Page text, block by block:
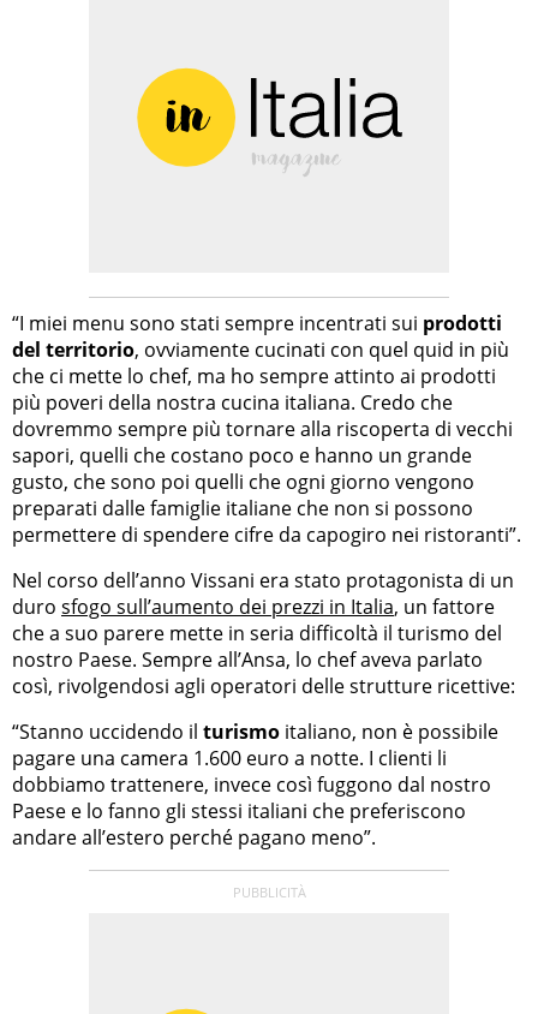
“I miei menu sono stati sempre incentrati sui prodotti
del territorio, ovviamente cucinati con quel quid in più
che ci mette lo chef, ma ho sempre attinto ai prodotti
più poveri della nostra cucina italiana. Credo che
dovremmo sempre più tornare alla riscoperta di vecchi
sapori, quelli che costano poco e hanno un grande
gusto, che sono poi quelli che ogni giorno vengono
preparati dalle famiglie italiane che non si possono
permettere di spendere cifre da capogiro nei ristoranti”.
Nel corso dell’anno Vissani era stato protagonista di un
duro sfogo sull’aumento dei prezzi in Italia, un fattore
che a suo parere mette in seria difficoltà il turismo del
nostro Paese. Sempre all’Ansa, lo chef aveva parlato
così, rivolgendosi agli operatori delle strutture ricettive:
“Stanno uccidendo il turismo italiano, non è possibile
pagare una camera 1.600 euro a notte. I clienti li
dobbiamo trattenere, invece così fuggono dal nostro
Paese e lo fanno gli stessi italiani che preferiscono
andare all’estero perché pagano meno”.